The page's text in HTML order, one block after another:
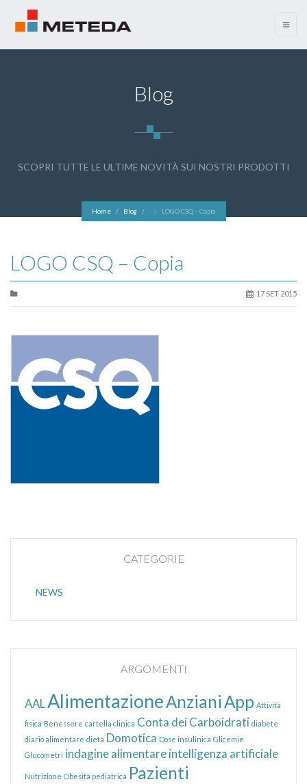
menu
Blog
SCOPRI TUTTE LE ULTIME NOVITÀ SUI NOSTRI PRODOTTI
Home Blog LOGO CSQ – Copia
LOGO CSQ – Copia
17 SET 2015
CATEGORIE
NEWS
ARGOMENTI
AALAlimentazioneAnzianiApp Attività
fisica Benessere cartella clinica Conta dei Carboidrati diabete
diario alimentare dieta Domotica Dose insulinica Glicemie
Glucometri indagine alimentareintelligenza artificiale
Nutrizione Obesità pediatrica Pazienti